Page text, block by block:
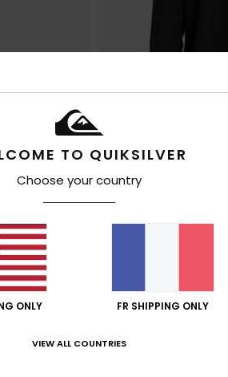
TO QUIKSILVER
Choose your country
ONLY FR SHIPPING ONLY
VIEW ALL COUNTRIES